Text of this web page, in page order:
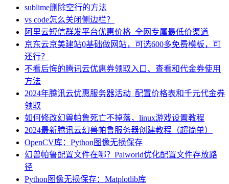
sublime删除空行的方法
vs code怎么关闭侧边栏？
阿里云短信群发平台优惠价格_全网专属最低价渠道
京东云京美建站0基础做网站，可选600多免费模板，可
还行？
不看后悔的腾讯云优惠券领取入口、查看和代金券使用
方法
2024年腾讯云优惠服务器活动_配置价格表和千元代金券
领取
如何修改幻兽帕鲁死亡不掉落，linux游戏设置教程
2024最新腾讯云幻兽帕鲁服务器创建教程（超简单）
OpenCV库：Python图像无损保存
幻兽帕鲁配置文件在哪？Palworld优化配置文件存放路
径
Python图像无损保存：Matplotlib库